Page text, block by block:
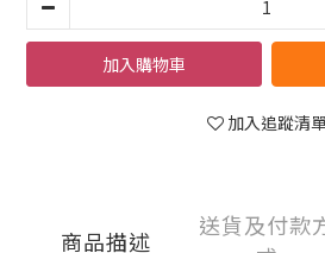
加入購物車
加入追蹤清
商品描述
送貨及付款